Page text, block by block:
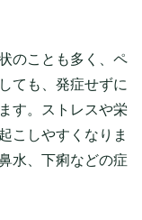
のことも多く、ペ
ても、発症せずに
す。ストレスや栄
こしやすくなりま
水、下痢などの症